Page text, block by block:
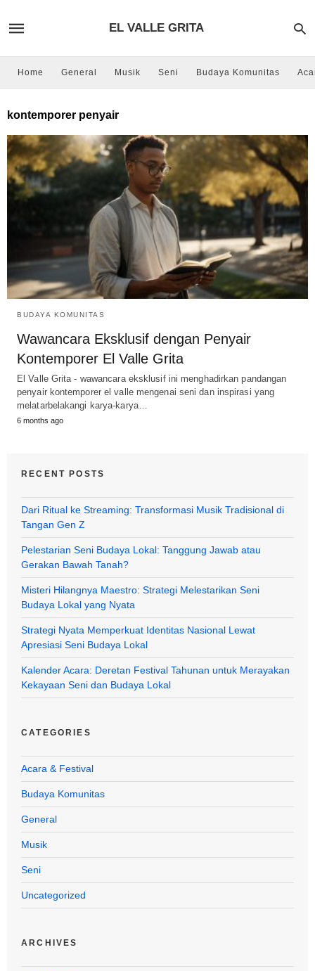
EL VALLE GRITA
Home General Musik Seni Budaya Komunitas
kontemporer penyair
BUDAYA KOMUNITAS
Wawancara Eksklusif dengan Penyair
Kontemporer El Valle Grita
El Valle Grita - wawancara eksklusif ini menghadirkan pandangan
penyair kontemporer el valle mengenai seni dan inspirasi yang
melatarbelakangi karya-karya…
6 months ago
RECENT POSTS
Dari Ritual ke Streaming: Transformasi Musik Tradisional di
Tangan Gen Z
Pelestarian Seni Budaya Lokal: Tanggung Jawab atau
Gerakan Bawah Tanah?
Misteri Hilangnya Maestro: Strategi Melestarikan Seni
Budaya Lokal yang Nyata
Strategi Nyata Memperkuat Identitas Nasional Lewat
Apresiasi Seni Budaya Lokal
Kalender Acara: Deretan Festival Tahunan untuk Merayakan
Kekayaan Seni dan Budaya Lokal
CATEGORIES
Acara & Festival
Budaya Komunitas
General
Musik
Seni
Uncategorized
ARCHIVES